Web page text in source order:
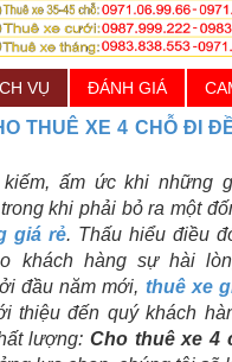
VỤ ĐÁNH GIÁ
THUÊ XE 4 CHỖ ĐI
ấm ức khi những
khi phải bỏ ra một
giá rẻ. Thấu hiểu điều
khách hàng sự hài
đầu năm mới, thuê xe
thiệu đến quý khách
lượng:Cho thuê xe 4